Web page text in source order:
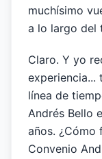
muchísimo
a lo largo del
Claro. Y yo
experiencia...
línea de
Andrés Bello
años. ¿Cómo
Convenio